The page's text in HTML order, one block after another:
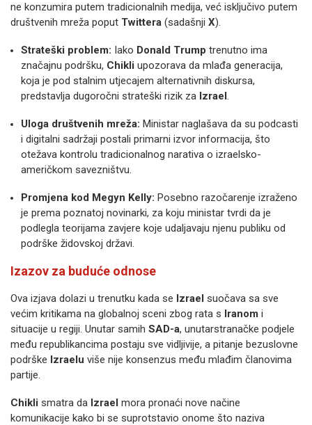
ne konzumira putem tradicionalnih medija, već isključivo putem
društvenih mreža poput Twittera (sadašnji X).
Strateški problem: Iako Donald Trump trenutno ima
značajnu podršku, Chikli upozorava da mlađa generacija,
koja je pod stalnim utjecajem alternativnih diskursa,
predstavlja dugoročni strateški rizik za Izrael.
Uloga društvenih mreža: Ministar naglašava da su podcasti
i digitalni sadržaji postali primarni izvor informacija, što
otežava kontrolu tradicionalnog narativa o izraelsko-
američkom savezništvu.
Promjena kod Megyn Kelly: Posebno razočarenje izraženo
je prema poznatoj novinarki, za koju ministar tvrdi da je
podlegla teorijama zavjere koje udaljavaju njenu publiku od
podrške židovskoj državi.
Izazov za buduće odnose
Ova izjava dolazi u trenutku kada se Izrael suočava sa sve
većim kritikama na globalnoj sceni zbog rata s Iranom i
situacije u regiji. Unutar samih SAD-a, unutarstranačke podjele
među republikancima postaju sve vidljivije, a pitanje bezuslovne
podrške Izraelu više nije konsenzus među mlađim članovima
partije.
Chikli smatra da Izrael mora pronaći nove načine
komunikacije kako bi se suprotstavio onome što naziva